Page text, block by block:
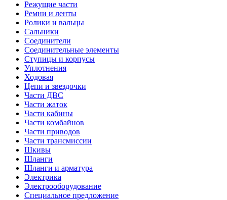
Режущие части
Ремни и ленты
Ролики и вальцы
Сальники
Соединители
Соединительные элементы
Ступицы и корпусы
Уплотнения
Ходовая
Цепи и звездочки
Части ДВС
Части жаток
Части кабины
Части комбайнов
Части приводов
Части трансмиссии
Шкивы
Шланги
Шланги и арматура
Электрика
Электрооборудование
Специальное предложение